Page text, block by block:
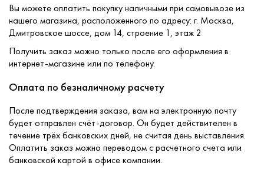
Вы можете оплатить покупку наличными при самовывозе из
нашего магазина, расположенного по адресу: г. Москва,
Дмитровское шоссе, дом 14, строение 1, этаж 2
Получить заказ можно только после его оформления в
интернет-магазине или по телефону.
Оплата по безналичному расчету
После подтверждения заказа, вам на электронную почту
будет отправлен счёт-договор. Он будет действителен в
течение трёх банковских дней, не считая день выставления.
Оплатить заказ можно переводом с расчетного счета или
банковской картой в офисе компании.